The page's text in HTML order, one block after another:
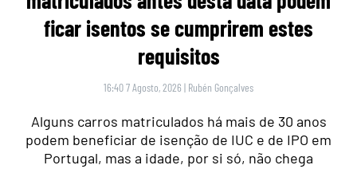
ficar isentos se cumprirem estes
requisitos
16:40 7 Agosto, 2026 | Rubén Gonçalves
Alguns carros matriculados há mais de 30 anos
podem beneficiar de isenção de IUC e de IPO em
Portugal, mas a idade, por si só, não chega